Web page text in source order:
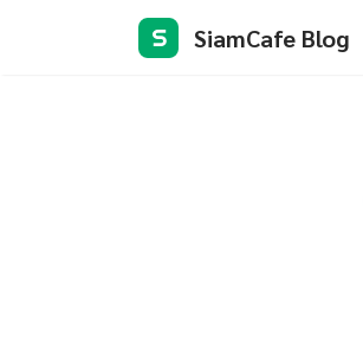
S SiamCafe Blog